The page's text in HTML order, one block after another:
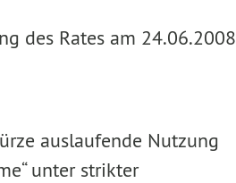
des Rates am 24.06.2008
auslaufende Nutzung
unter strikter